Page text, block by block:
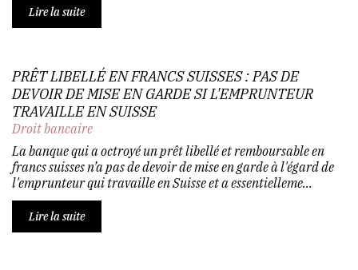
Lire la suite
PRÊT LIBELLÉ EN FRANCS SUISSES : PAS DE
DEVOIR DE MISE EN GARDE SI L'EMPRUNTEUR
TRAVAILLE EN SUISSE
Droit bancaire
La banque qui a octroyé un prêt libellé et remboursable en
francs suisses n’a pas de devoir de mise en garde à l'égard de
l'emprunteur qui travaille en Suisse et a essentielleme...
Lire la suite